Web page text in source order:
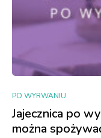
PO WYRWANIU
Jajecznica po
można